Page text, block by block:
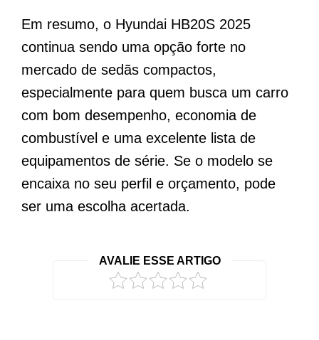
Em resumo, o Hyundai HB20S 2025
continua sendo uma opção forte no
mercado de sedãs compactos,
especialmente para quem busca um carro
com bom desempenho, economia de
combustível e uma excelente lista de
equipamentos de série. Se o modelo se
encaixa no seu perfil e orçamento, pode
ser uma escolha acertada.
AVALIE ESSE ARTIGO